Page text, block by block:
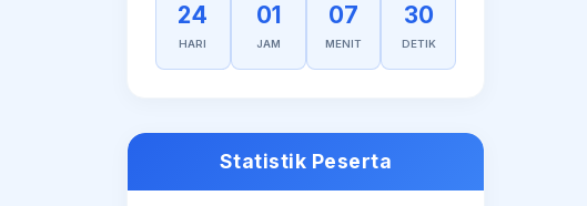
24
HARI
01
JAM
07
MENIT
30
DETIK
Statistik Peserta